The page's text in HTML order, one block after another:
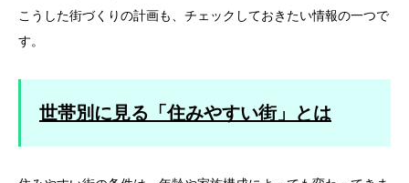
こうした街づくりの計画も、チェックしておきたい情報の一つで
す。
世帯別に見る「住みやすい街」とは